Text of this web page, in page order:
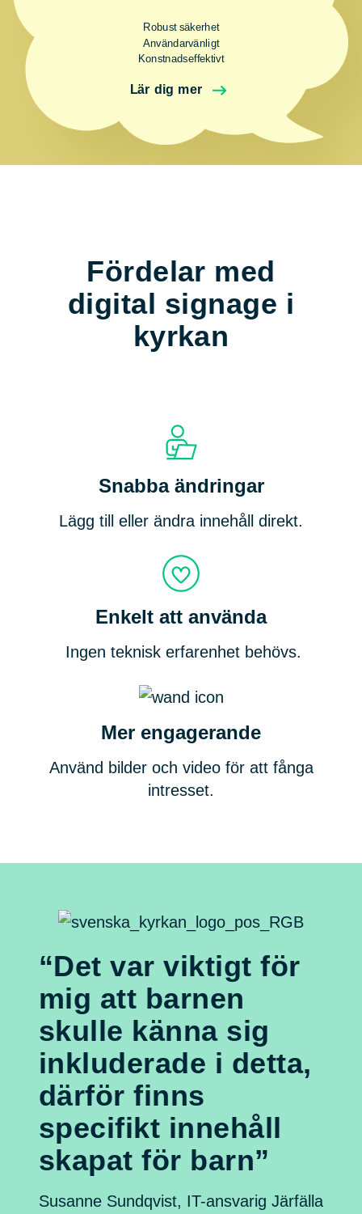
Robust säkerhet
Användarvänligt
Konstnadseffektivt
Lär dig mer
Fördelar med
digital signage i
kyrkan
Snabba ändringar
Lägg till eller ändra innehåll direkt.
Enkelt att använda
Ingen teknisk erfarenhet behövs.
Mer engagerande
Använd bilder och video för att fånga
intresset.
“Det var viktigt för
mig att barnen
skulle känna sig
inkluderade i detta,
därför finns
specifikt innehåll
skapat för barn”
Susanne Sundqvist, IT-ansvarig Järfälla